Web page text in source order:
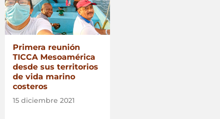
Primera reunión
TICCA Mesoamérica
desde sus territorios
de vida marino
costeros
15 diciembre 2021